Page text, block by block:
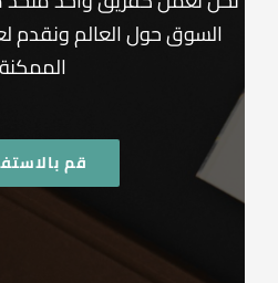
السوق حول العالم ونقدم
قم